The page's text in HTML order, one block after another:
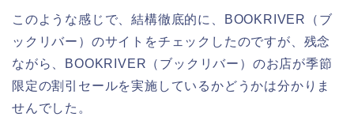
このような感じで、結構徹底的に、BOOKRIVER（ブ
ックリバー）のサイトをチェックしたのですが、残念
ながら、BOOKRIVER（ブックリバー）のお店が季節
限定の割引セールを実施しているかどうかは分かりま
せんでした。